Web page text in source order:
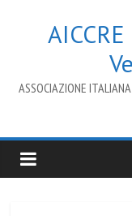
ASSOCIAZIONE ITALIANA